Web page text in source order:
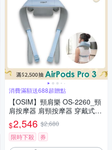
消費滿額送688超贈點
【OSIM】頸肩樂 OS-2260_頸
肩按摩器 肩頸按摩器 穿戴式按
摩器 肩頸熱敷按摩 頸部按摩 肩
頸舒壓 肩頸紓壓
$2,546 $2,680
限時下殺
券